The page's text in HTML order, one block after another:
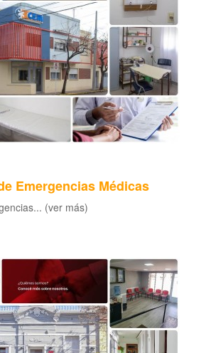
Emergencias Médicas
(ver más)